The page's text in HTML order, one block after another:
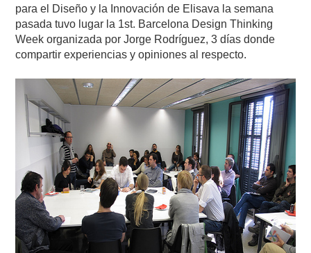
para el Diseño y la Innovación de Elisava la semana
pasada tuvo lugar la 1st. Barcelona Design Thinking
Week organizada por Jorge Rodríguez, 3 días donde
compartir experiencias y opiniones al respecto.